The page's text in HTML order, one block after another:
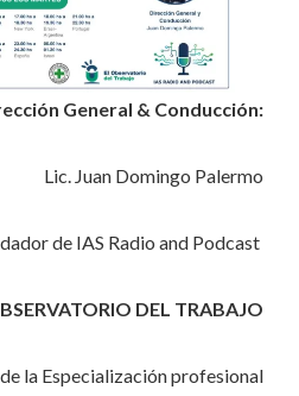
General & Conducción:
Lic. Juan Domingo Palermo
de IAS Radio and Podcast
DEL TRABAJO
la Especialización profesional